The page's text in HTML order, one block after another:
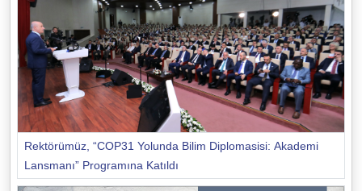
Rektörümüz, “COP31 Yolunda Bilim Diplomasisi: Akademi
Lansmanı” Programına Katıldı